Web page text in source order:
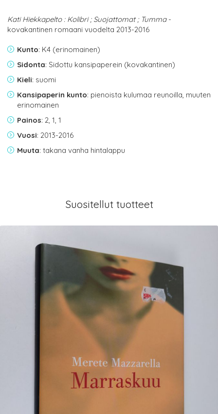
Kati Hiekkapelto : Kolibri ; Suojattomat ; Tumma-
kovakantinen romaani vuodelta 2013-2016
Kunto: K4 (erinomainen)
Sidonta: Sidottu kansipaperein (kovakantinen)
Kieli: suomi
Kansipaperin kunto: pienoista kulumaa reunoilla, muuten
erinomainen
Painos: 2, 1, 1
Vuosi: 2013-2016
Muuta: takana vanha hintalappu
Suositellut tuotteet